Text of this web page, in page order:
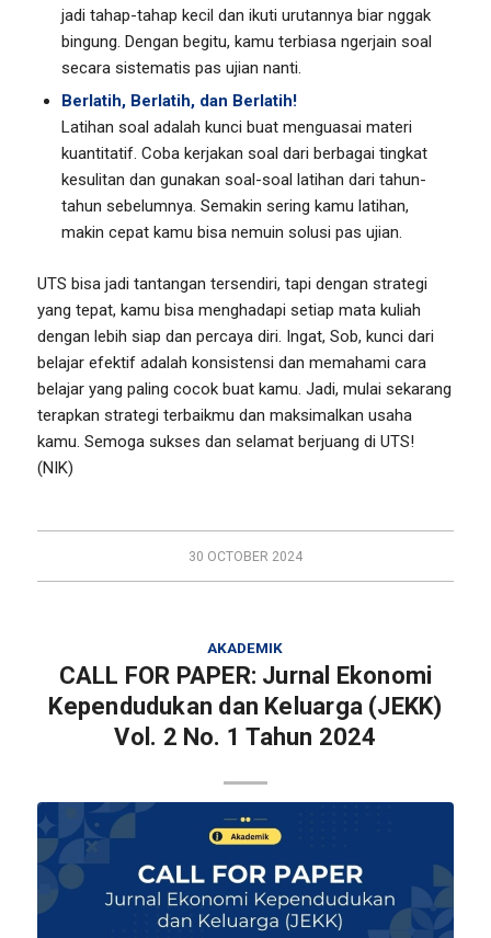
jadi tahap-tahap kecil dan ikuti urutannya biar nggak
bingung. Dengan begitu, kamu terbiasa ngerjain soal
secara sistematis pas ujian nanti.
Berlatih, Berlatih, dan Berlatih!
Latihan soal adalah kunci buat menguasai materi
kuantitatif. Coba kerjakan soal dari berbagai tingkat
kesulitan dan gunakan soal-soal latihan dari tahun-
tahun sebelumnya. Semakin sering kamu latihan,
makin cepat kamu bisa nemuin solusi pas ujian.
UTS bisa jadi tantangan tersendiri, tapi dengan strategi
yang tepat, kamu bisa menghadapi setiap mata kuliah
dengan lebih siap dan percaya diri. Ingat, Sob, kunci dari
belajar efektif adalah konsistensi dan memahami cara
belajar yang paling cocok buat kamu. Jadi, mulai sekarang
terapkan strategi terbaikmu dan maksimalkan usaha
kamu. Semoga sukses dan selamat berjuang di UTS!
(NIK)
30 OCTOBER 2024
AKADEMIK
CALL FOR PAPER: Jurnal Ekonomi
Kependudukan dan Keluarga (JEKK)
Vol. 2 No. 1 Tahun 2024